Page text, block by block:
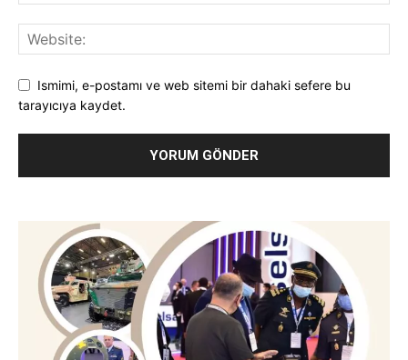
Ismimi, e-postamı ve web sitemi bir dahaki sefere bu
tarayıcıya kaydet.